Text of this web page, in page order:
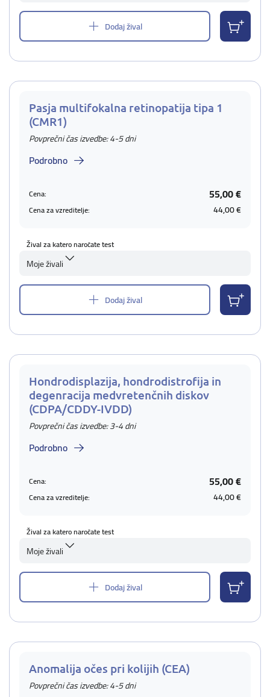
Dodaj žival
Pasja multifokalna retinopatija tipa 1
(CMR1)
Povprečni čas izvedbe: 4-5 dni
Podrobno
Cena: 55,00 €
Cena za vzreditelje: 44,00 €
Žival za katero naročate test
Moje živali
Dodaj žival
Hondrodisplazija, hondrodistrofija in
degenracija medvretenčnih diskov
(CDPA/CDDY-IVDD)
Povprečni čas izvedbe: 3-4 dni
Podrobno
Cena: 55,00 €
Cena za vzreditelje: 44,00 €
Žival za katero naročate test
Moje živali
Dodaj žival
Anomalija očes pri kolijih (CEA)
Povprečni čas izvedbe: 4-5 dni